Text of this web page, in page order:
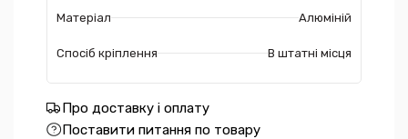
Матеріал Алюміній
Спосіб кріплення В штатні місця
Про доставку і оплату
Поставити питання по товару